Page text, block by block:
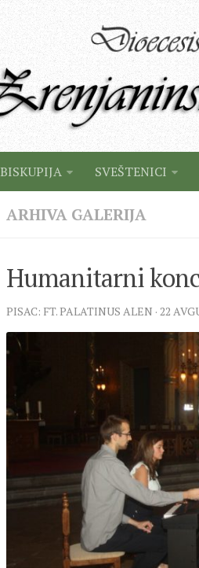
BISKUPIJA SVEŠTENICI
ARHIVA GALERIJA
Humanitarni
PISAC: FT. PALATINUS ALEN · 22